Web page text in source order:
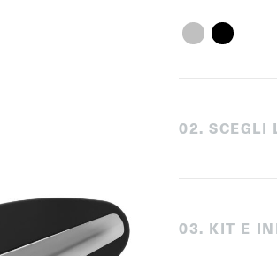
02. SCEGLI
03. KIT E